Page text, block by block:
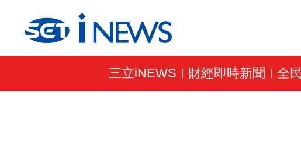
三立iNEWS 財經即時新聞 全